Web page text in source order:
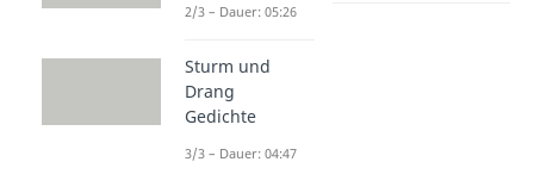
2/3 – Dauer: 05:26
Sturm und
Drang
Gedichte
3/3 – Dauer: 04:47